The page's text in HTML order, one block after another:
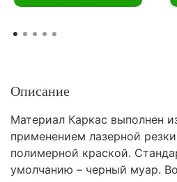
Описание
Материал Каркас выполнен
применением лазерной
полимерной краской.
умолчанию – черный муар.